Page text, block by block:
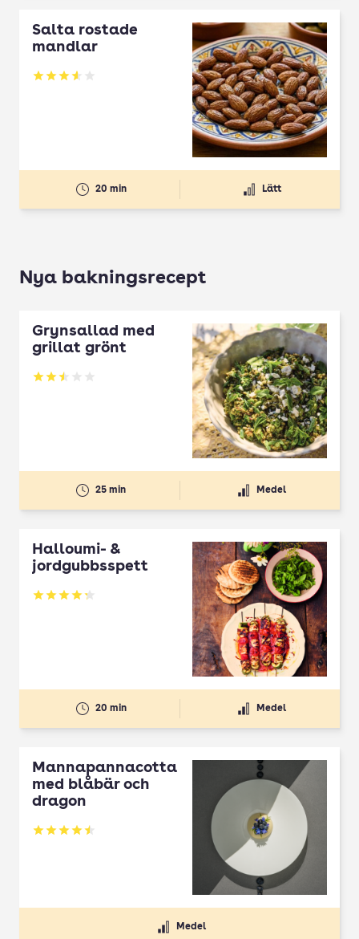
Salta rostade
mandlar
Betyg: 3.54 av 5
20 min Lätt
Nya bakningsrecept
Grynsallad med
grillat grönt
Betyg: 2.5 av 5
25 min Medel
Halloumi- &
jordgubbsspett
Betyg: 4.3 av 5
20 min Medel
Mannapannacotta
med blåbär och
dragon
Betyg: 4.5 av 5
Medel